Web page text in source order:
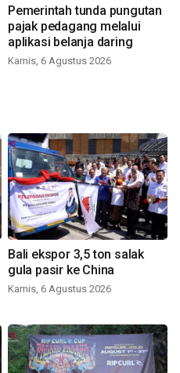
Pemerintah tunda pungutan
pajak pedagang melalui
aplikasi belanja daring
Kamis, 6 Agustus 2026
Bali ekspor 3,5 ton salak
gula pasir ke China
Kamis, 6 Agustus 2026